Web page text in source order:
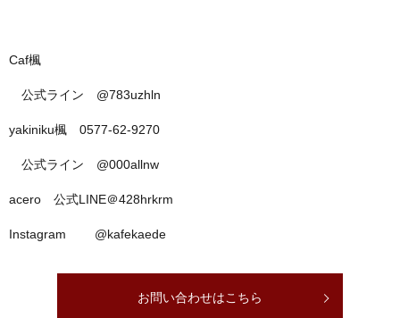
Caf楓
公式ライン @783uzhln
yakiniku楓 0577-62-9270
公式ライン @000allnw
acero 公式LINE＠428hrkrm
Instagram @kafekaede
お問い合わせはこちら